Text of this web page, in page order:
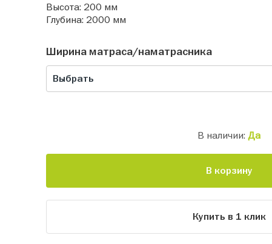
Высота: 200 мм
Глубина: 2000 мм
Ширина матраса/наматрасника
Выбрать
В наличии: Да
В корзину
Купить в 1 клик